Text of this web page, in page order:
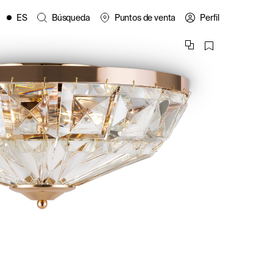
IT
DE
ES Búsqueda Puntos de venta Perfil